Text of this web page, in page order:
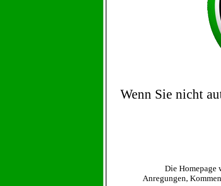
Wenn Sie nicht
Die Homepage
Anregungen,